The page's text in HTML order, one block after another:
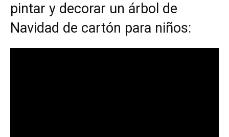
pintar y decorar un árbol de
Navidad de cartón para niños: